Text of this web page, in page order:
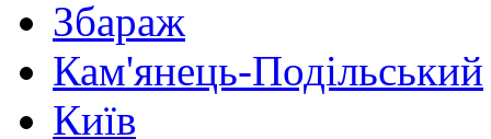
Збараж
Кам'янець-Подільський
Київ